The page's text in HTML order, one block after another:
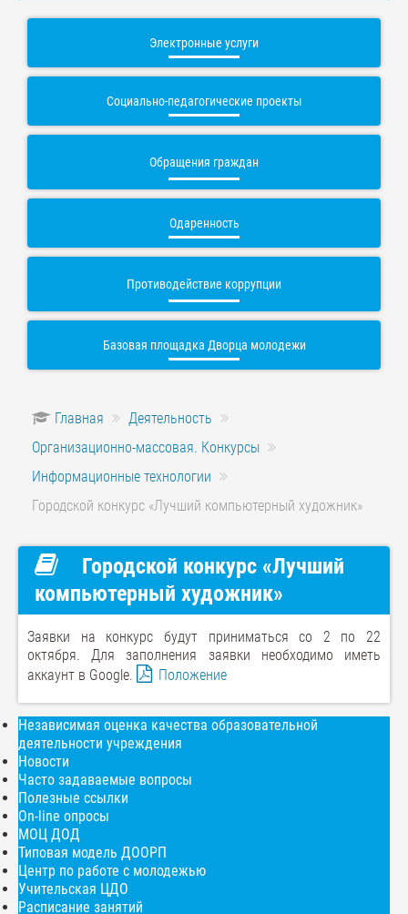
Электронные услуги
Социально-педагогические проекты
Обращения граждан
Одаренность
Противодействие коррупции
Базовая площадка Дворца молодежи
Главная
Деятельность
Организационно-массовая. Конкурсы
Информационные технологии
Городской конкурс «Лучший компьютерный художник»
Городской конкурс «Лучший
компьютерный художник»
Заявки на конкурс будут приниматься со 2 по 22
октября. Для заполнения заявки необходимо иметь
аккаунт в Google.
Положение
Независимая оценка качества образовательной
деятельности учреждения
Новости
Часто задаваемые вопросы
Полезные ссылки
On-line опросы
МОЦ ДОД
Типовая модель ДООРП
Центр по работе с молодежью
Учительская ЦДО
Расписание занятий